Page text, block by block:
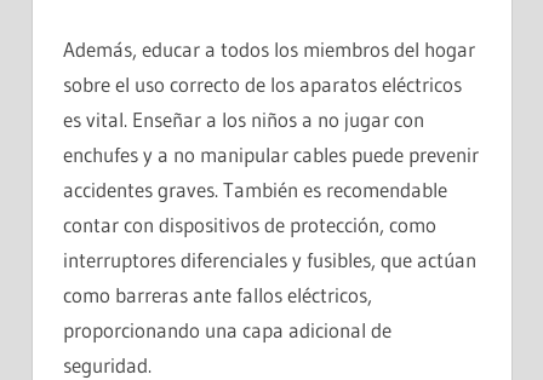
Además, educar a todos los miembros del hogar
sobre el uso correcto de los aparatos eléctricos
es vital. Enseñar a los niños a no jugar con
enchufes y a no manipular cables puede prevenir
accidentes graves. También es recomendable
contar con dispositivos de protección, como
interruptores diferenciales y fusibles, que actúan
como barreras ante fallos eléctricos,
proporcionando una capa adicional de
seguridad.